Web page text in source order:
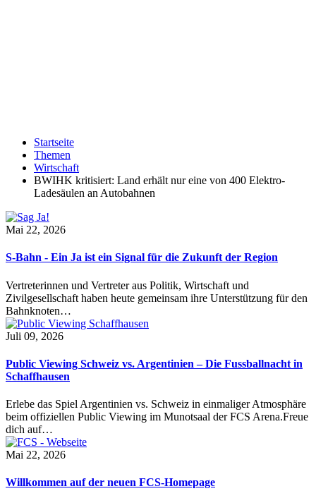
Startseite
Themen
Wirtschaft
BWIHK kritisiert: Land erhält nur eine von 400 Elektro-
Ladesäulen an Autobahnen
Mai 22, 2026
S-Bahn - Ein Ja ist ein Signal für die Zukunft der Region
Vertreterinnen und Vertreter aus Politik, Wirtschaft und
Zivilgesellschaft haben heute gemeinsam ihre Unterstützung für den
Bahnknoten…
Juli 09, 2026
Public Viewing Schweiz vs. Argentinien – Die Fussballnacht in
Schaffhausen
Erlebe das Spiel Argentinien vs. Schweiz in einmaliger Atmosphäre
beim offiziellen Public Viewing im Munotsaal der FCS Arena.Freue
dich auf…
Mai 22, 2026
Willkommen auf der neuen FCS-Homepage